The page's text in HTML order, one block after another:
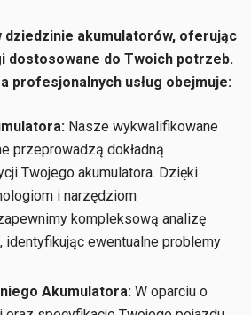
dziedzinie akumulatorów, oferując
dostosowane do Twoich potrzeb.
profesjonalnych usług obejmuje:
Nasze wykwalifikowane
przeprowadzą dokładną
Twojego akumulatora. Dzięki
i narzędziom
kompleksową analizę
identyfikując ewentualne problemy
Akumulatora: W oparciu o